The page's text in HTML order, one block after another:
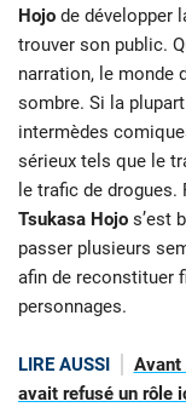
Hojo de développer
trouver son public.
narration, le monde
sombre. Si la
intermèdes
sérieux tels que le
le trafic de
Tsukasa Hojo s’est
passer plusieurs
afin de reconstituer
personnages.
LIRE AUSSI
Avant
avait refusé un rôle